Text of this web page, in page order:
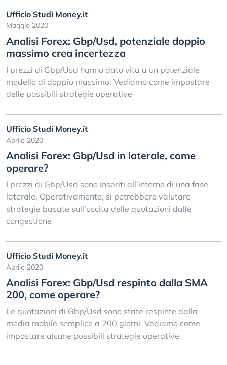
Ufficio Studi Money.it
Maggio 2020
Analisi Forex: Gbp/Usd, potenziale doppio
massimo crea incertezza
I prezzi di Gbp/Usd hanno dato vita a un potenziale
modello di doppio massimo. Vediamo come impostare
delle possibili strategie operative
Ufficio Studi Money.it
Aprile 2020
Analisi Forex: Gbp/Usd in laterale, come
operare?
I prezzi di Gbp/Usd sono inseriti all’interno di una fase
laterale. Operativamente, si potrebbero valutare
strategie basate sull’uscita delle quotazioni dalle
congestione
Ufficio Studi Money.it
Aprile 2020
Analisi Forex: Gbp/Usd respinto dalla SMA
200, come operare?
Le quotazioni di Gbp/Usd sono state respinte dalla
media mobile semplice a 200 giorni. Vediamo come
impostare alcune possibili strategie operative